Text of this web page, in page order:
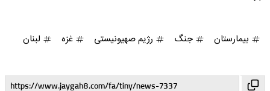
بیمارستان جنگ رژیم صهیونیستی غزه لبنان